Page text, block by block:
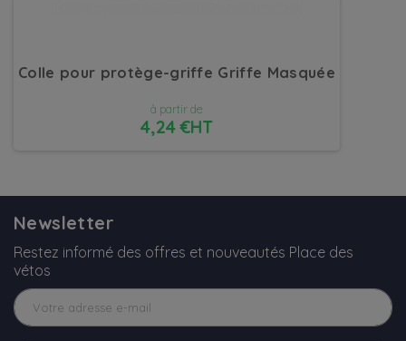
Colle pour protège-griffe Griffe Masquée
à partir de
4,24 €HT
Newsletter
Restez informé des offres et nouveautés Place des
vétos